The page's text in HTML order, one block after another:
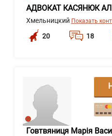
АДВОКАТ КАСЯНЮК
Хмельницкий Показать
20 18
Говтвяниця Марія